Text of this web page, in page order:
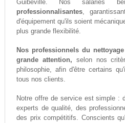
Guibeville. Nos salariés
professionnalisantes,
d'équipement qu'ils soient
plus grande flexibilité.
Nos professionnels du
grande attention, selon nos
philosophie, afin d'être certains
tous nos clients.
Notre offre de service est simple :
experts de qualité, des
des prix compétitifs. Conscients